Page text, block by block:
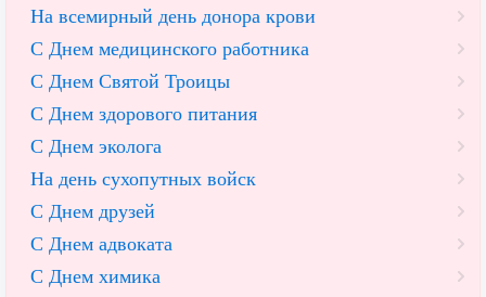
На всемирный день донора крови
С Днем медицинского работника
С Днем Святой Троицы
С Днем здорового питания
С Днем эколога
На день сухопутных войск
С Днем друзей
С Днем адвоката
С Днем химика